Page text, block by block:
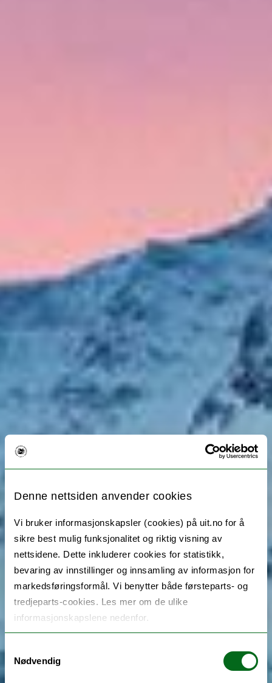
Denne nettsiden anvender cookies
Vi bruker informasjonskapsler (cookies) på uit.no for å
sikre best mulig funksjonalitet og riktig visning av
nettsidene. Dette inkluderer cookies for statistikk,
bevaring av innstillinger og innsamling av informasjon for
markedsføringsformål. Vi benytter både førsteparts- og
tredjeparts-cookies. Les mer om de ulike
informasjonskapslene nedenfor.
Samtykkevalg
Nødvendig